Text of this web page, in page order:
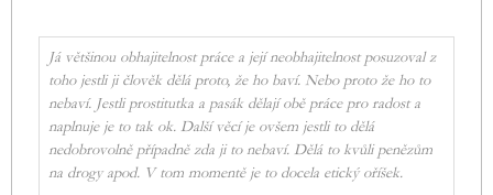
Já většinou obhajitelnost práce a její neobhajitelnost posuzoval z
toho jestli ji člověk dělá proto, že ho baví. Nebo proto že ho to
nebaví. Jestli prostitutka a pasák dělají obě práce pro radost a
naplnuje je to tak ok. Další věcí je ovšem jestli to dělá
nedobrovolně případně zda ji to nebaví. Dělá to kvůli penězům
na drogy apod. V tom momentě je to docela etický oříšek.